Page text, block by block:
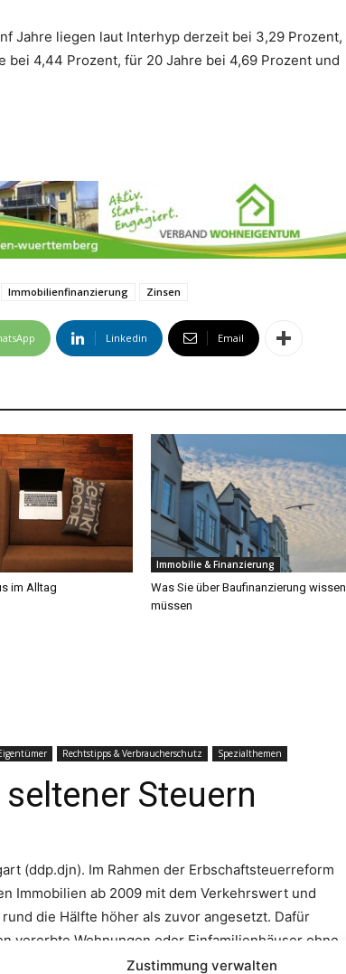
Zustimmung verwalten
Jahre liegen laut Interhyp derzeit bei 3,29 Prozent,
bei 4,44 Prozent, für 20 Jahre bei 4,69 Prozent und
Immobilienfinanzierung Zinsen
Linkedin Email
im Alltag
Immobilie & Finanzierung
Was Sie über Baufinanzierung wissen
müssen